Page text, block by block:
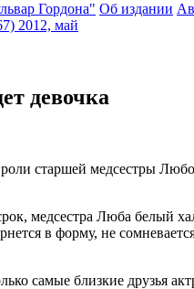
Гордона" Об издании
2012, май
девочка
старшей медсестры
медсестра Люба белый
в форму, не
самые близкие друзья